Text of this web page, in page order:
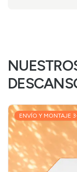
ENVÍO Y MONTAJE